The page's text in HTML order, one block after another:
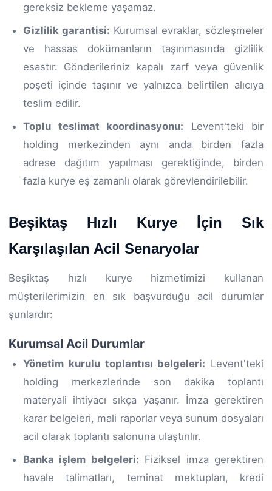
gereksiz bekleme yaşamaz.
Gizlilik garantisi: Kurumsal evraklar, sözleşmeler
ve hassas dokümanların taşınmasında gizlilik
esastır. Gönderileriniz kapalı zarf veya güvenlik
poşeti içinde taşınır ve yalnızca belirtilen alıcıya
teslim edilir.
Toplu teslimat koordinasyonu: Levent'teki bir
holding merkezinden aynı anda birden fazla
adrese dağıtım yapılması gerektiğinde, birden
fazla kurye eş zamanlı olarak görevlendirilebilir.
Beşiktaş Hızlı Kurye İçin Sık
Karşılaşılan Acil Senaryolar
Beşiktaş hızlı kurye hizmetimizi kullanan
müşterilerimizin en sık başvurduğu acil durumlar
şunlardır:
Kurumsal Acil Durumlar
Yönetim kurulu toplantısı belgeleri: Levent'teki
holding merkezlerinde son dakika toplantı
materyali ihtiyacı sıkça yaşanır. İmza gerektiren
karar belgeleri, mali raporlar veya sunum dosyaları
acil olarak toplantı salonuna ulaştırılır.
Banka işlem belgeleri: Fiziksel imza gerektiren
havale talimatları, teminat mektupları, kredi